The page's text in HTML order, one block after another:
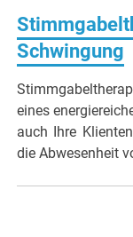
Schwingung
eines
auch Ihre
die Abwesenheit